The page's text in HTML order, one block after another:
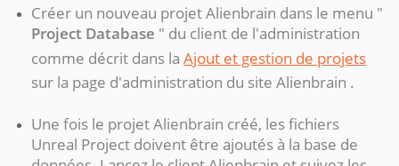
Créer un nouveau projet Alienbrain dans le menu "
Project Database " du client de l'administration
comme décrit dans la Ajout et gestion de projets
sur la page d'administration du site Alienbrain .
Une fois le projet Alienbrain créé, les fichiers
Unreal Project doivent être ajoutés à la base de